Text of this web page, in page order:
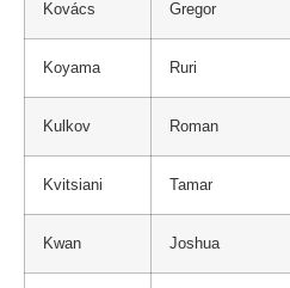
Kovács Gregor
Koyama Ruri
Kulkov Roman
Kvitsiani Tamar
Kwan Joshua